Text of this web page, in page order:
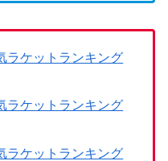
ラケットランキング
ラケットランキング
ラケットランキング